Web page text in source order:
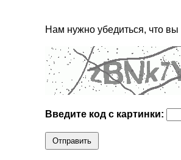
Нам нужно убедиться, что
Введите код с картинки:
Отправить